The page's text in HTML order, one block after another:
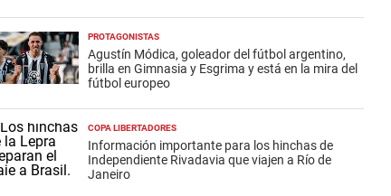
PROTAGONISTAS
Agustín Módica, goleador del fútbol argentino,
brilla en Gimnasia y Esgrima y está en la mira del
fútbol europeo
COPA LIBERTADORES
Información importante para los hinchas de
Independiente Rivadavia que viajen a Río de
Janeiro